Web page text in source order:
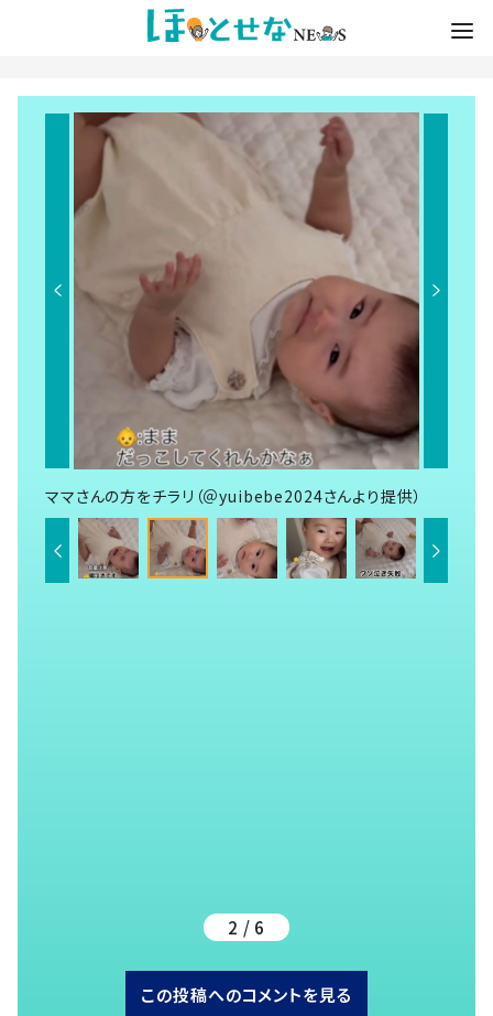
ママさんの方をチラリ（＠yuibebe2024さんより提供）
2 / 6
この投稿へのコメントを見る